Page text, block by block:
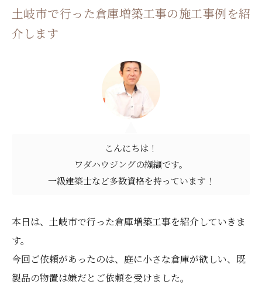
土岐市で行った倉庫増築工事の施工事例を紹
介します
こんにちは！
ワダハウジングの纐纈です。
一級建築士など多数資格を持っています！
本日は、土岐市で行った倉庫増築工事を紹介していきま
す。
今回ご依頼があったのは、庭に小さな倉庫が欲しい、既
製品の物置は嫌だとご依頼を受けました。